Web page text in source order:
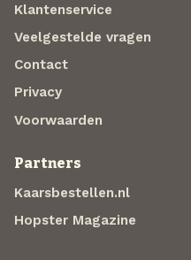
Klantenservice
Veelgestelde vragen
Contact
Privacy
Voorwaarden
Partners
Kaarsbestellen.nl
Hopster Magazine